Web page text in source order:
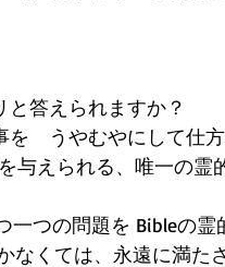
答えられますか？
　うやむやにして仕
与えられる、唯一の霊
一つの問題を Bibleの
なくては、永遠に満た